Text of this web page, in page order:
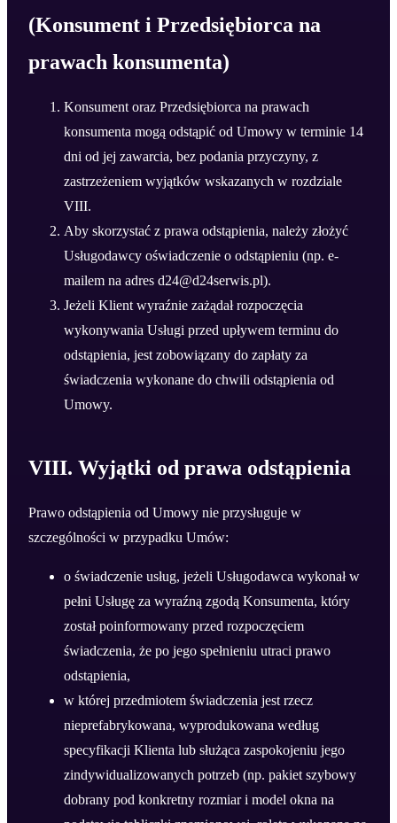
(Konsument i Przedsiębiorca na
prawach konsumenta)
Konsument oraz Przedsiębiorca na prawach
konsumenta mogą odstąpić od Umowy w terminie 14
dni od jej zawarcia, bez podania przyczyny, z
zastrzeżeniem wyjątków wskazanych w rozdziale
VIII.
Aby skorzystać z prawa odstąpienia, należy złożyć
Usługodawcy oświadczenie o odstąpieniu (np. e-
mailem na adres d24@d24serwis.pl).
Jeżeli Klient wyraźnie zażądał rozpoczęcia
wykonywania Usługi przed upływem terminu do
odstąpienia, jest zobowiązany do zapłaty za
świadczenia wykonane do chwili odstąpienia od
Umowy.
VIII. Wyjątki od prawa odstąpienia
Prawo odstąpienia od Umowy nie przysługuje w
szczególności w przypadku Umów:
o świadczenie usług, jeżeli Usługodawca wykonał w
pełni Usługę za wyraźną zgodą Konsumenta, który
został poinformowany przed rozpoczęciem
świadczenia, że po jego spełnieniu utraci prawo
odstąpienia,
w której przedmiotem świadczenia jest rzecz
nieprefabrykowana, wyprodukowana według
specyfikacji Klienta lub służąca zaspokojeniu jego
zindywidualizowanych potrzeb (np. pakiet szybowy
dobrany pod konkretny rozmiar i model okna na